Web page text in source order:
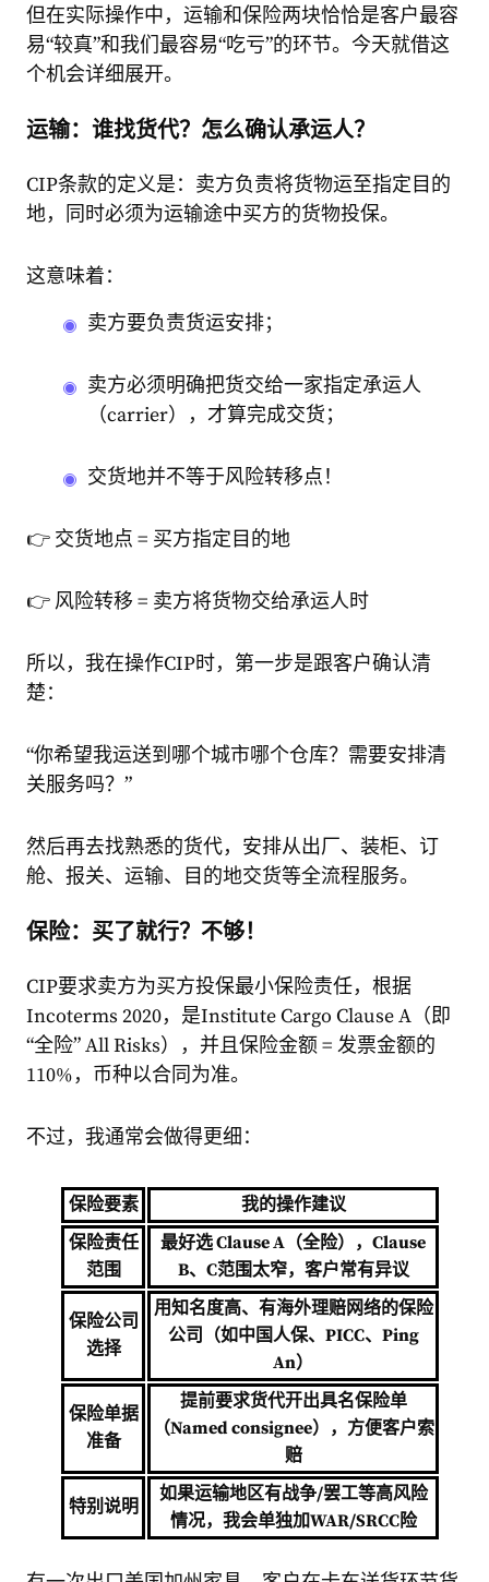
但在实际操作中，运输和保险两块恰恰是客户最容
易“较真”和我们最容易“吃亏”的环节。今天就借这
个机会详细展开。
运输：谁找货代？怎么确认承运人？
CIP条款的定义是：卖方负责将货物运至指定目的
地，同时必须为运输途中买方的货物投保。
这意味着：
卖方要负责货运安排；
卖方必须明确把货交给一家指定承运人
（carrier），才算完成交货；
交货地并不等于风险转移点！
👉 交货地点 = 买方指定目的地
👉 风险转移 = 卖方将货物交给承运人时
所以，我在操作CIP时，第一步是跟客户确认清
楚：
“你希望我运送到哪个城市哪个仓库？需要安排清
关服务吗？”
然后再去找熟悉的货代，安排从出厂、装柜、订
舱、报关、运输、目的地交货等全流程服务。
保险：买了就行？不够！
CIP要求卖方为买方投保最小保险责任，根据
Incoterms 2020，是Institute Cargo Clause A（即
“全险” All Risks），并且保险金额 = 发票金额的
110%，币种以合同为准。
不过，我通常会做得更细：
保险要素
我的操作建议
保险责任
范围
最好选 Clause A（全险），Clause
B、C范围太窄，客户常有异议
保险公司
选择
用知名度高、有海外理赔网络的保险
公司（如中国人保、PICC、Ping
An）
保险单据
准备
提前要求货代开出具名保险单
（Named consignee），方便客户索
赔
特别说明
如果运输地区有战争/罢工等高风险
情况，我会单独加WAR/SRCC险